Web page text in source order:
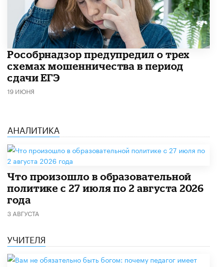
Рособрнадзор предупредил о трех
схемах мошенничества в период
сдачи ЕГЭ
19 ИЮНЯ
АНАЛИТИКА
​Что произошло в образовательной
политике с 27 июля по 2 августа 2026
года
3 АВГУСТА
УЧИТЕЛЯ